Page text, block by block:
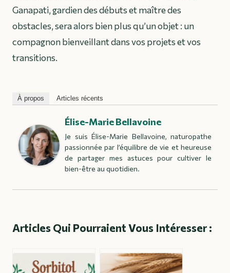
Ganapati, gardien des débuts et maître des
obstacles, sera alors bien plus qu’un objet : un
compagnon bienveillant dans vos projets et vos
transitions.
À propos Articles récents
Élise-Marie Bellavoine
Je suis Élise-Marie Bellavoine, naturopathe
passionnée par l’équilibre de vie et heureuse
de partager mes astuces pour cultiver le
bien-être au quotidien.
Articles Qui Pourraient Vous Intéresser :